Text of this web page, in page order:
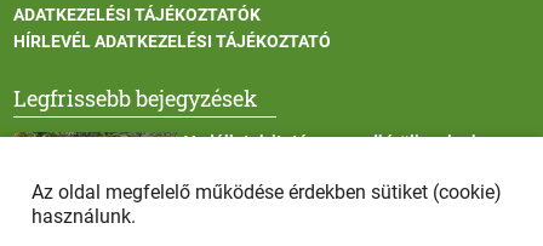
ADATKEZELÉSI TÁJÉKOZTATÓK
HÍRLEVÉL ADATKEZELÉSI TÁJÉKOZTATÓ
Legfrissebb bejegyzések
Vadállatok itatása a rendkívüli melegben
Az oldal megfelelő működése érdekben sütiket (cookie)
használunk.